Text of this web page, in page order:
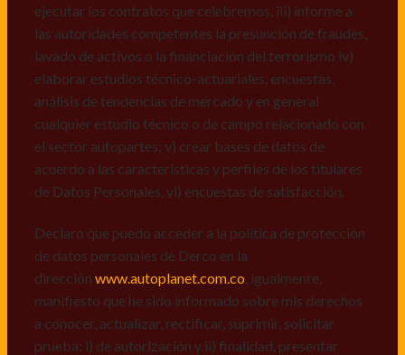
Declaro que puedo acceder a la política de protección
de datos personales de Derco en la
direcciónwww.autoplanet.com.co, igualmente,
manifiesto que he sido informado sobre mis derechos
a conocer, actualizar, rectificar, suprimir, solicitar
prueba: i) de autorización y ii) finalidad, presentar
quejas y/o reclamos en canales de
atención: servicioalcliente@derco.com.coy en
responsables, para que efectúen el tratamiento de mis
datos conforme lo expuesto.
ejecutar los contratos que celebremos, iii) informe a
las autoridades competentes la presunción de fraudes,
lavado de activos o la financiación del terrorismo iv)
elaborar estudios técnico-actuariales, encuestas,
análisis de tendencias de mercado y en general
cualquier estudio técnico o de campo relacionado con
el sector autopartes; v) crear bases de datos de
acuerdo a las características y perfiles de los titulares
de Datos Personales, vi) encuestas de satisfacción.
Declaro que puedo acceder a la política de protección
de datos personales de Derco en la
dirección www.autoplanet.com.co , igualmente,
manifiesto que he sido informado sobre mis derechos
a conocer, actualizar, rectificar, suprimir, solicitar
prueba: i) de autorización y ii) finalidad, presentar